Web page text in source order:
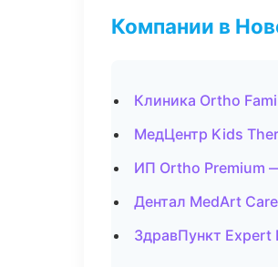
Компании в
Клиника Ortho
МедЦентр Kids
ИП Ortho Premium
Дентал MedArt
ЗдравПункт